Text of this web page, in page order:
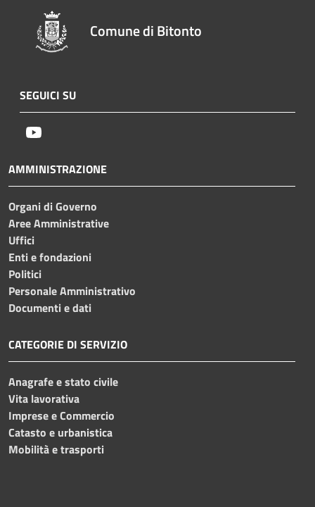
Comune di Bitonto
SEGUICI SU
AMMINISTRAZIONE
Organi di Governo
Aree Amministrative
Uffici
Enti e fondazioni
Politici
Personale Amministrativo
Documenti e dati
CATEGORIE DI SERVIZIO
Anagrafe e stato civile
Vita lavorativa
Imprese e Commercio
Catasto e urbanistica
Mobilità e trasporti